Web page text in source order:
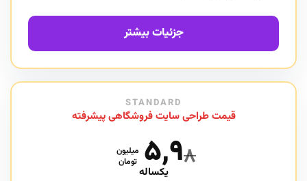
جزئیات بیشتر
STANDARD
قیمت طراحی سایت فروشگاهی پیشرفته
میلیون
تومان
۵,۹۸
یکساله